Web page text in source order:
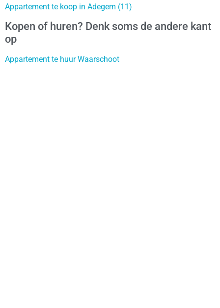
Appartement te koop in Adegem (11)
Kopen of huren? Denk soms de andere kant
op
Appartement te huur Waarschoot